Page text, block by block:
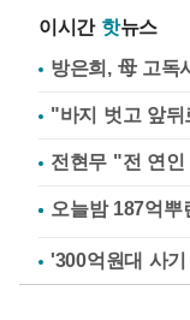
이시간 핫뉴스
방은희, 母 고독
"바지 벗고 앞
전현무 "전 연인
'300억원대 사